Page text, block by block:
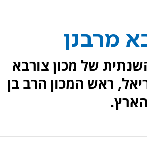
מרבנן
השנתית של מכון צורבא
ראש המכון הרב בן
הארץ.